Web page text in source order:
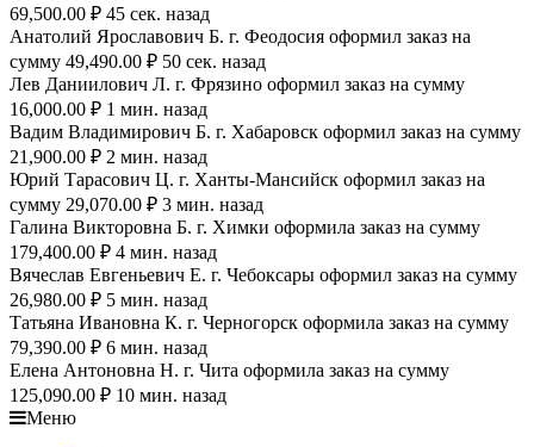
69,500.00 ₽ 45 сек. назад
Анатолий Ярославович Б. г. Феодосия оформил заказ на
сумму 49,490.00 ₽ 50 сек. назад
Лев Даниилович Л. г. Фрязино оформил заказ на сумму
16,000.00 ₽ 1 мин. назад
Вадим Владимирович Б. г. Хабаровск оформил заказ на сумму
21,900.00 ₽ 2 мин. назад
Юрий Тарасович Ц. г. Ханты-Мансийск оформил заказ на
сумму 29,070.00 ₽ 3 мин. назад
Галина Викторовна Б. г. Химки оформила заказ на сумму
179,400.00 ₽ 4 мин. назад
Вячеслав Евгеньевич Е. г. Чебоксары оформил заказ на сумму
26,980.00 ₽ 5 мин. назад
Татьяна Ивановна К. г. Черногорск оформила заказ на сумму
79,390.00 ₽ 6 мин. назад
Елена Антоновна Н. г. Чита оформила заказ на сумму
125,090.00 ₽ 10 мин. назад
Меню